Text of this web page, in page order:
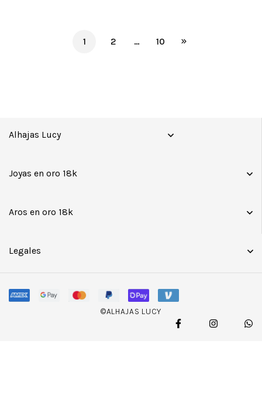
1 2 … 10
Alhajas Lucy
Joyas en oro 18k
Aros en oro 18k
Legales
©ALHAJAS LUCY